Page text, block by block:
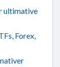
ultimative
Forex,